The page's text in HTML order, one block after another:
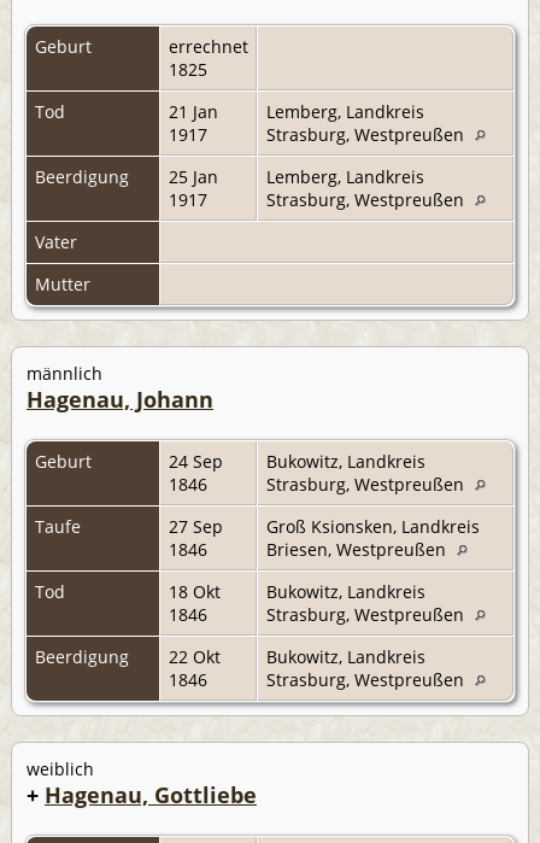
Geburt
errechnet
1825
Tod
21 Jan
1917
Lemberg, Landkreis
Strasburg, Westpreußen
Beerdigung
25 Jan
1917
Lemberg, Landkreis
Strasburg, Westpreußen
Vater
Mutter
männlich
Hagenau, Johann
Geburt
24 Sep
1846
Bukowitz, Landkreis
Strasburg, Westpreußen
Taufe
27 Sep
1846
Groß Ksionsken, Landkreis
Briesen, Westpreußen
Tod
18 Okt
1846
Bukowitz, Landkreis
Strasburg, Westpreußen
Beerdigung
22 Okt
1846
Bukowitz, Landkreis
Strasburg, Westpreußen
weiblich
+ Hagenau, Gottliebe